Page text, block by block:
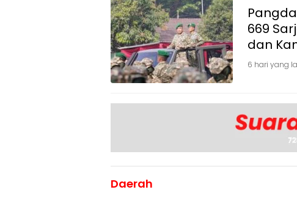
669
dan
6 hari yang
Daerah